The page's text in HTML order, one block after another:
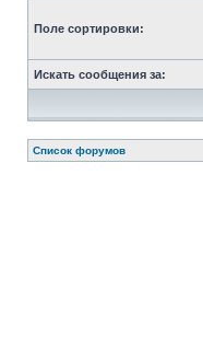
Поле сортировки:
Искать сообщения за:
Список форумов